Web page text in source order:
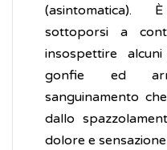
(asintomatica).
sottoporsi a
insospettire
gonfie ed
sanguinamento
dallo
dolore e